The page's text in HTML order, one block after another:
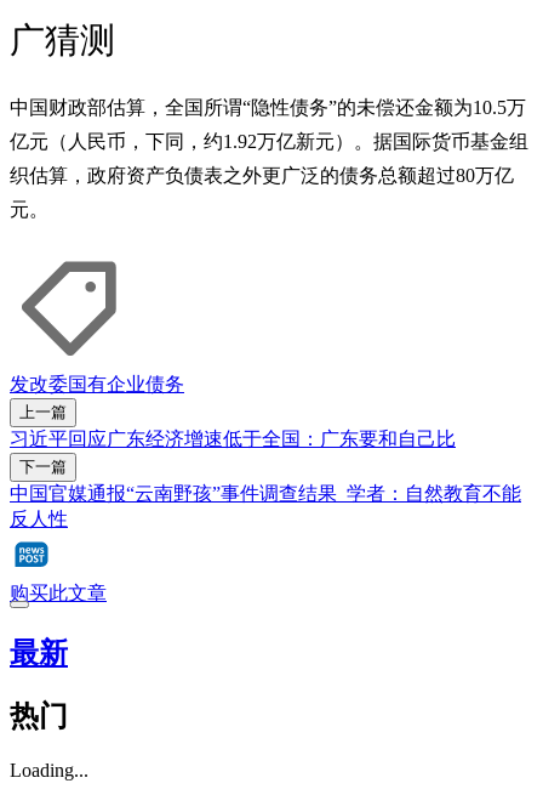
广猜测
中国财政部估算，全国所谓“隐性债务”的未偿还金额为10.5万
亿元（人民币，下同，约1.92万亿新元）。据国际货币基金组
织估算，政府资产负债表之外更广泛的债务总额超过80万亿
元。
发改委国有企业债务
上一篇
习近平回应广东经济增速低于全国：广东要和自己比
下一篇
中国官媒通报“云南野孩”事件调查结果 学者：自然教育不能
反人性
购买此文章
最新
热门
Loading...